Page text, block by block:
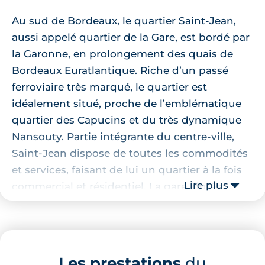
Au sud de Bordeaux, le quartier Saint-Jean,
aussi appelé quartier de la Gare, est bordé par
la Garonne, en prolongement des quais de
Bordeaux Euratlantique. Riche d’un passé
ferroviaire très marqué, le quartier est
idéalement situé, proche de l’emblématique
quartier des Capucins et du très dynamique
Nansouty. Partie intégrante du centre-ville,
Saint-Jean dispose de toutes les commodités
et services, faisant de lui un quartier à la fois
commercial et résidentiel. La gare, dotée
d’une LGV, permet de relier Paris en
Lire plus